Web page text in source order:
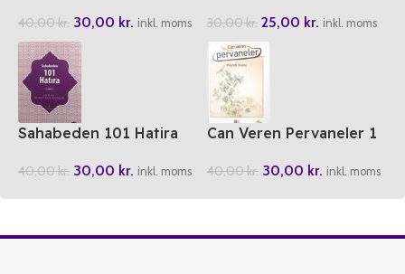
40,00kr. 30,00 kr. inkl. moms 30,00kr. 25,00 kr. inkl. moms
Sahabeden 101 Hatira
40,00kr. 30,00 kr. inkl. moms
Can Veren Pervaneler 1
40,00kr. 30,00 kr. inkl. moms